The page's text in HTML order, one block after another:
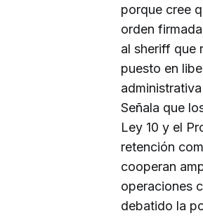
porque cree
orden
al sheriff que
puesto en
Señala que
Ley 10 y el
retención
cooperan
operaciones
debatido la